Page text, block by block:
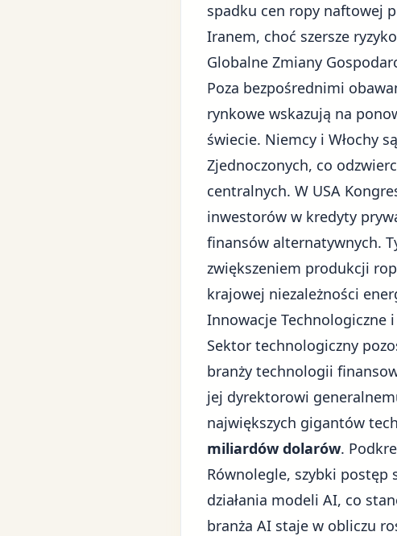
spadku cen ropy naftowej
Iranem, choć szersze
Globalne Zmiany
Poza bezpośrednimi
rynkowe wskazują na
świecie. Niemcy i Włochy
Zjednoczonych, co
centralnych. W USA
inwestorów w kredyty
finansów alternatywnych.
zwiększeniem produkcji
krajowej niezależności
Innowacje Technologiczne
Sektor technologiczny
branży technologii
jej dyrektorowi
największych gigantów
miliardów dolarów.
Równolegle, szybki postęp
działania modeli AI, co
branża AI staje w obliczu